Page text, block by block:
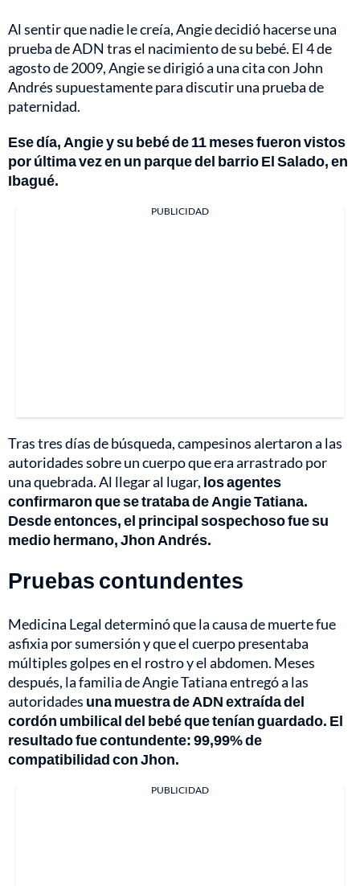
Al sentir que nadie le creía, Angie decidió hacerse una
prueba de ADN tras el nacimiento de su bebé. El 4 de
agosto de 2009, Angie se dirigió a una cita con John
Andrés supuestamente para discutir una prueba de
paternidad.
Ese día, Angie y su bebé de 11 meses fueron vistos
por última vez en un parque del barrio El Salado, en
Ibagué.
PUBLICIDAD
Tras tres días de búsqueda, campesinos alertaron a las
autoridades sobre un cuerpo que era arrastrado por
una quebrada. Al llegar al lugar, los agentes
confirmaron que se trataba de Angie Tatiana.
Desde entonces, el principal sospechoso fue su
medio hermano, Jhon Andrés.
Pruebas contundentes
Medicina Legal determinó que la causa de muerte fue
asfixia por sumersión y que el cuerpo presentaba
múltiples golpes en el rostro y el abdomen. Meses
después, la familia de Angie Tatiana entregó a las
autoridades una muestra de ADN extraída del
cordón umbilical del bebé que tenían guardado. El
resultado fue contundente: 99,99% de
compatibilidad con Jhon.
PUBLICIDAD